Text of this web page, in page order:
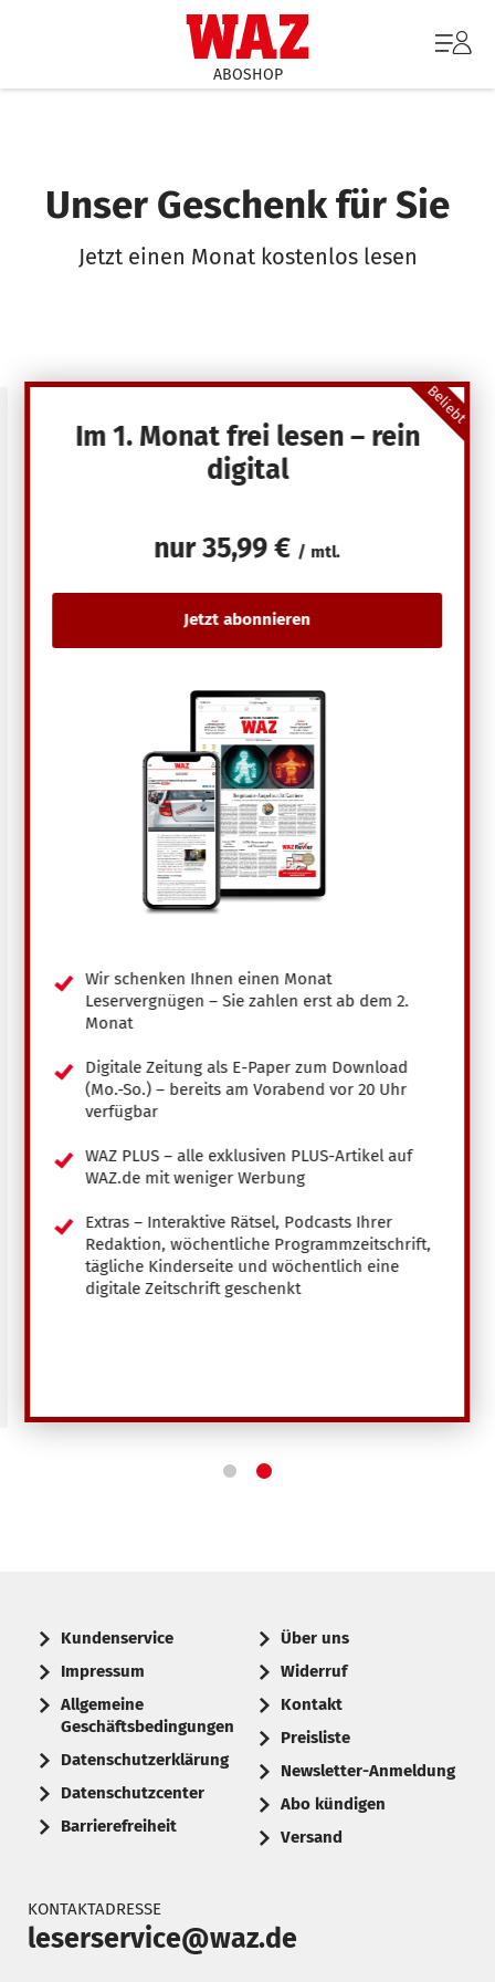
ABOSHOP
Unser Geschenk für Sie
Jetzt einen Monat kostenlos lesen
Beliebt
Im 1. Monat frei lesen – rein
digital
nur35,99 € / mtl.
Wir schenken Ihnen einen Monat
Leservergnügen – Sie zahlen erst ab dem 2.
Monat
Digitale Zeitung als E-Paper zum Download
(Mo.-So.) – bereits am Vorabend vor 20 Uhr
verfügbar
WAZ PLUS – alle exklusiven PLUS-Artikel auf
WAZ.de mit weniger Werbung
Extras – Interaktive Rätsel, Podcasts Ihrer
Redaktion, wöchentliche Programmzeitschrift,
tägliche Kinderseite und wöchentlich eine
digitale Zeitschrift geschenkt
Kundenservice
Impressum
Allgemeine
Geschäftsbedingungen
Datenschutzerklärung
Datenschutzcenter
Barrierefreiheit
Über uns
Widerruf
Kontakt
Preisliste
Newsletter-Anmeldung
Abo kündigen
Versand
KONTAKTADRESSE
leserservice@waz.de